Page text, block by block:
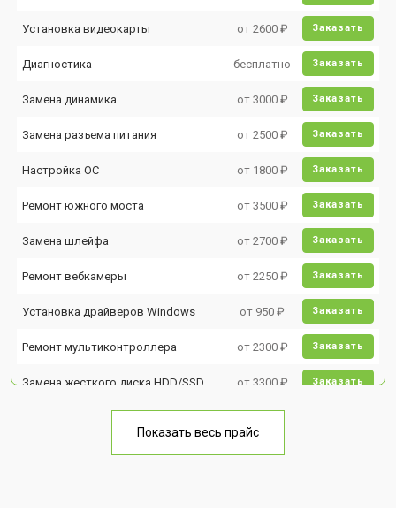
Установка видеокарты от 2600 ₽ Заказать
Диагностика бесплатно Заказать
Замена динамика от 3000 ₽ Заказать
Замена разъема питания от 2500 ₽ Заказать
Настройка ОС от 1800 ₽ Заказать
Ремонт южного моста от 3500 ₽ Заказать
Замена шлейфа от 2700 ₽ Заказать
Ремонт вебкамеры от 2250 ₽ Заказать
Установка драйверов Windows от 950 ₽ Заказать
Ремонт мультиконтроллера от 2300 ₽ Заказать
Замена жесткого диска HDD/SSD от 3300 ₽ Заказать
от 1500 ₽
Показать весь прайс